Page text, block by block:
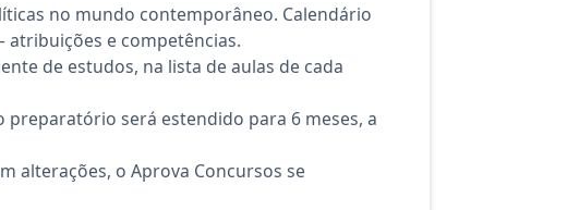
no mundo contemporâneo. Calendário
atribuições e competências.
de estudos, na lista de aulas de cada
será estendido para 6 meses, a
alterações, o Aprova Concursos se